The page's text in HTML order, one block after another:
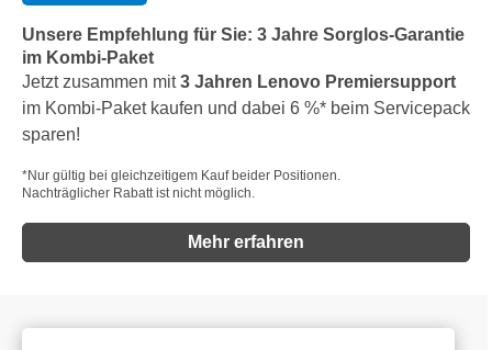
Unsere Empfehlung für Sie: 3 Jahre Sorglos-Garantie
im Kombi-Paket
Jetzt zusammen mit3 Jahren Lenovo Premiersupport
im Kombi-Paket kaufen und dabei 6 %* beim Servicepack
sparen!
*Nur gültig bei gleichzeitigem Kauf beider Positionen.
Nachträglicher Rabatt ist nicht möglich.
Mehr erfahren